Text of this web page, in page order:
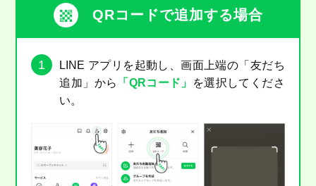
QRコードで追加する場合
1
LINE アプリを起動し、画面上端の「友だち
追加」から
「QRコード」
を選択してくださ
い。